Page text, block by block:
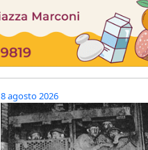
8 agosto 2026